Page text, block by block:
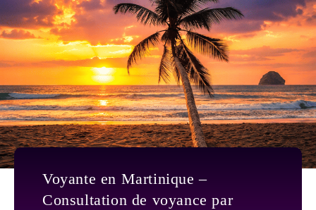
Voyante en Martinique –
Consultation de voyance par